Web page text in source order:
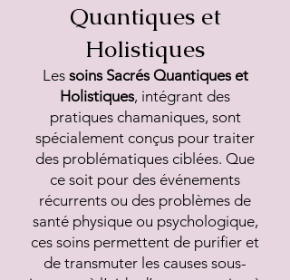
Quantiques et
Holistiques
Les soins Sacrés Quantiques et
Holistiques, intégrant des
pratiques chamaniques, sont
spécialement conçus pour traiter
des problématiques ciblées. Que
ce soit pour des événements
récurrents ou des problèmes de
santé physique ou psychologique,
ces soins permettent de purifier et
de transmuter les causes sous-